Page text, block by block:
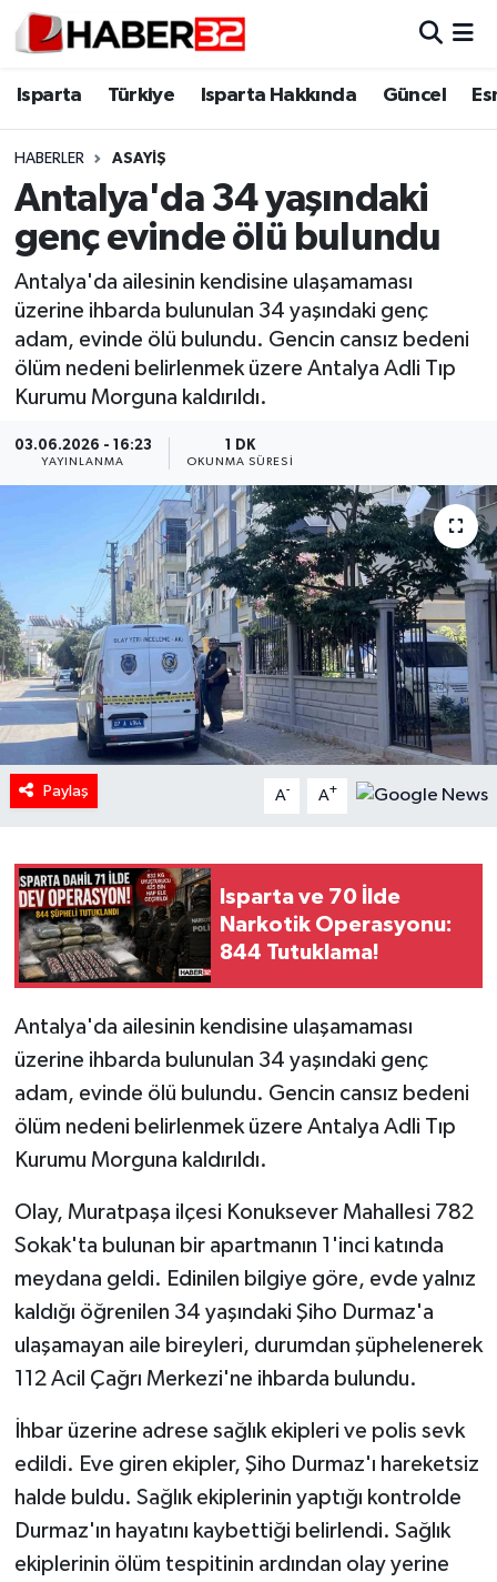
Isparta Türkiye Isparta Hakkında Güncel
HABERLER ASAYİŞ
Antalya'da 34 yaşındaki
genç evinde ölü bulundu
Antalya'da ailesinin kendisine ulaşamaması
üzerine ihbarda bulunulan 34 yaşındaki genç
adam, evinde ölü bulundu. Gencin cansız bedeni
ölüm nedeni belirlenmek üzere Antalya Adli Tıp
Kurumu Morguna kaldırıldı.
03.06.2026 - 16:23
YAYINLANMA
1 DK
OKUNMA SÜRESI
Paylaş A- A+
Isparta ve 70 İlde
Narkotik Operasyonu:
844 Tutuklama!
Antalya'da ailesinin kendisine ulaşamaması
üzerine ihbarda bulunulan 34 yaşındaki genç
adam, evinde ölü bulundu. Gencin cansız bedeni
ölüm nedeni belirlenmek üzere Antalya Adli Tıp
Kurumu Morguna kaldırıldı.
Olay, Muratpaşa ilçesi Konuksever Mahallesi 782
Sokak'ta bulunan bir apartmanın 1'inci katında
meydana geldi. Edinilen bilgiye göre, evde yalnız
kaldığı öğrenilen 34 yaşındaki Şiho Durmaz'a
ulaşamayan aile bireyleri, durumdan şüphelenerek
112 Acil Çağrı Merkezi'ne ihbarda bulundu.
İhbar üzerine adrese sağlık ekipleri ve polis sevk
edildi. Eve giren ekipler, Şiho Durmaz'ı hareketsiz
halde buldu. Sağlık ekiplerinin yaptığı kontrolde
Durmaz'ın hayatını kaybettiği belirlendi. Sağlık
ekiplerinin ölüm tespitinin ardından olay yerine
Isparta
Esnaf Diyor ki;
ASAYİŞ
BİLİM VE TEKNOLOJİ
EĞİTİM
HABERDE İNSAN
İlginç
KÜLTÜR SANAT
MAGAZİN
Oyun
RESMİ İLANLAR
SAĞLIK
Spor
Teknoloji
Türkiye
Yerel
İletişim
Künye
Isparta Nöbetçi Eczaneler
Isparta Trafik Yoğunluk Haritası
Süper Lig Puan Durumu ve Fikstür
Tüm Manşetler
Son Dakika Haberleri